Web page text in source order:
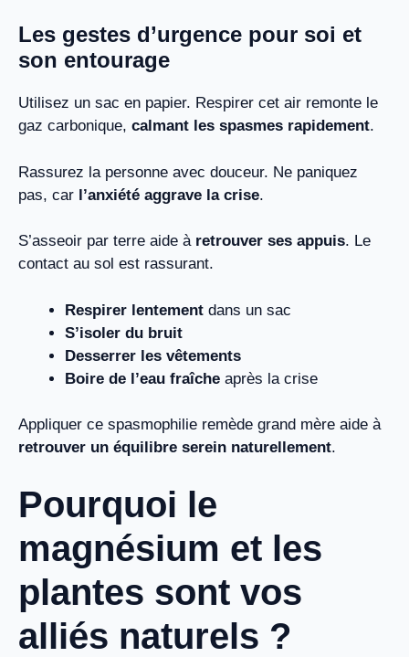
Les gestes d’urgence pour soi et
son entourage
Utilisez un sac en papier. Respirer cet air remonte le
gaz carbonique, calmant les spasmes rapidement.
Rassurez la personne avec douceur. Ne paniquez
pas, car l’anxiété aggrave la crise.
S’asseoir par terre aide à retrouver ses appuis. Le
contact au sol est rassurant.
Respirer lentement dans un sac
S’isoler du bruit
Desserrer les vêtements
Boire de l’eau fraîche après la crise
Appliquer ce spasmophilie remède grand mère aide à
retrouver un équilibre serein naturellement.
Pourquoi le
magnésium et les
plantes sont vos
alliés naturels ?